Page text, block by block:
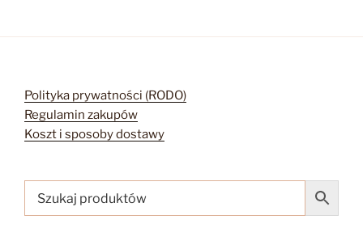
Polityka prywatności (RODO)
Regulamin zakupów
Koszt i sposoby dostawy